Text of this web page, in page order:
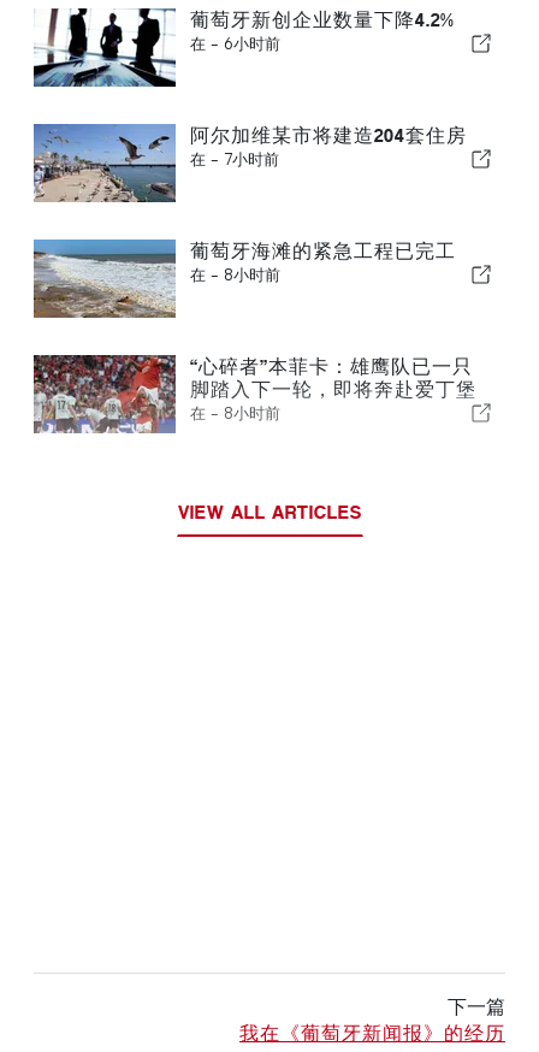
葡萄牙新创企业数量下降4.2%
在 - 6小时前
阿尔加维某市将建造204套住房
在 - 7小时前
葡萄牙海滩的紧急工程已完工
在 - 8小时前
“心碎者”本菲卡：雄鹰队已一只
脚踏入下一轮，即将奔赴爱丁堡
在 - 8小时前
VIEW ALL ARTICLES
下一篇
我在《葡萄牙新闻报》的经历